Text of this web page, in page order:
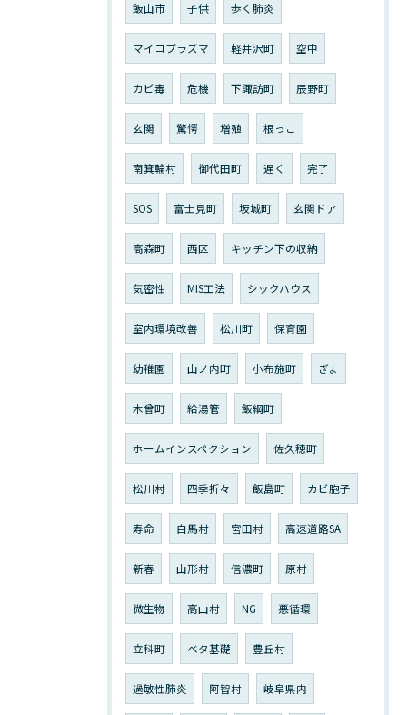
飯山市 子供 歩く肺炎
マイコプラズマ 軽井沢町 空中
カビ毒 危機 下諏訪町 辰野町
玄関 驚愕 増殖 根っこ
南箕輪村 御代田町 遅く 完了
SOS 富士見町 坂城町 玄関ドア
高森町 西区 キッチン下の収納
気密性 MIS工法 シックハウス
室内環境改善 松川町 保育園
幼稚園 山ノ内町 小布施町 ぎょ
木曾町 給湯管 飯綱町
ホームインスペクション 佐久穂町
松川村 四季折々 飯島町 カビ胞子
寿命 白馬村 宮田村 高速道路SA
新春 山形村 信濃町 原村
微生物 高山村 NG 悪循環
立科町 ベタ基礎 豊丘村
過敏性肺炎 阿智村 岐阜県内